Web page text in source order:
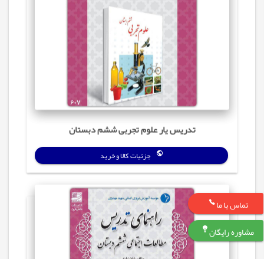
تدریس‌ یار علوم تجربی ششم دبستان
جزئیات کالا و خرید
تماس با ما
مشاوره رایگان